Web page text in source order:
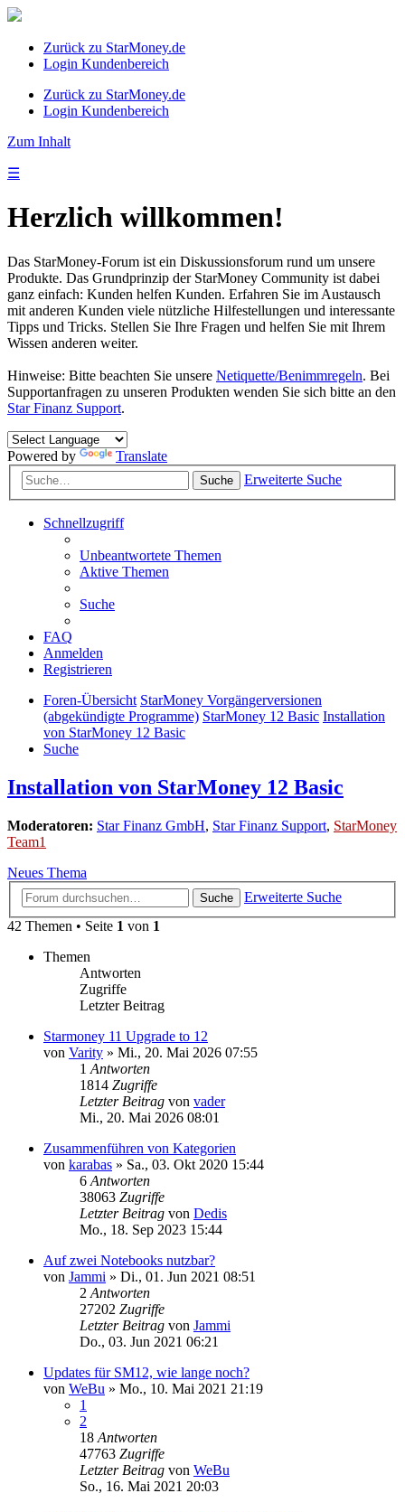
Zurück zu StarMoney.de
Login Kundenbereich
Zurück zu StarMoney.de
Login Kundenbereich
Zum Inhalt
☰
Herzlich willkommen!
Das StarMoney-Forum ist ein Diskussionsforum rund um unsere
Produkte. Das Grundprinzip der StarMoney Community ist dabei
ganz einfach: Kunden helfen Kunden. Erfahren Sie im Austausch
mit anderen Kunden viele nützliche Hilfestellungen und interessante
Tipps und Tricks. Stellen Sie Ihre Fragen und helfen Sie mit Ihrem
Wissen anderen weiter.
Hinweise: Bitte beachten Sie unsere Netiquette/Benimmregeln. Bei
Supportanfragen zu unseren Produkten wenden Sie sich bitte an den
Star Finanz Support.
Powered by Translate
Suche Erweiterte Suche
Schnellzugriff
Unbeantwortete Themen
Aktive Themen
Suche
FAQ
Anmelden
Registrieren
Foren-Übersicht StarMoney Vorgängerversionen
(abgekündigte Programme) StarMoney 12 Basic Installation
von StarMoney 12 Basic
Suche
Installation von StarMoney 12 Basic
Moderatoren: Star Finanz GmbH, Star Finanz Support, StarMoney
Team1
Neues Thema
Suche
Erweiterte Suche
42 Themen • Seite 1 von 1
Themen
Antworten
Zugriffe
Letzter Beitrag
Starmoney 11 Upgrade to 12
von Varity » Mi., 20. Mai 2026 07:55
1 Antworten
1814 Zugriffe
Letzter Beitrag von vader
Mi., 20. Mai 2026 08:01
Zusammenführen von Kategorien
von karabas » Sa., 03. Okt 2020 15:44
6 Antworten
38063 Zugriffe
Letzter Beitrag von Dedis
Mo., 18. Sep 2023 15:44
Auf zwei Notebooks nutzbar?
von Jammi » Di., 01. Jun 2021 08:51
2 Antworten
27202 Zugriffe
Letzter Beitrag von Jammi
Do., 03. Jun 2021 06:21
Updates für SM12, wie lange noch?
von WeBu » Mo., 10. Mai 2021 21:19
1
2
18 Antworten
47763 Zugriffe
Letzter Beitrag von WeBu
So., 16. Mai 2021 20:03